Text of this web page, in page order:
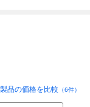
品の価格を比較 （6件）